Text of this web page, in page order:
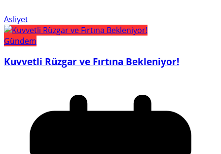
Asliyet
Gündem
Kuvvetli Rüzgar ve Fırtına Bekleniyor!